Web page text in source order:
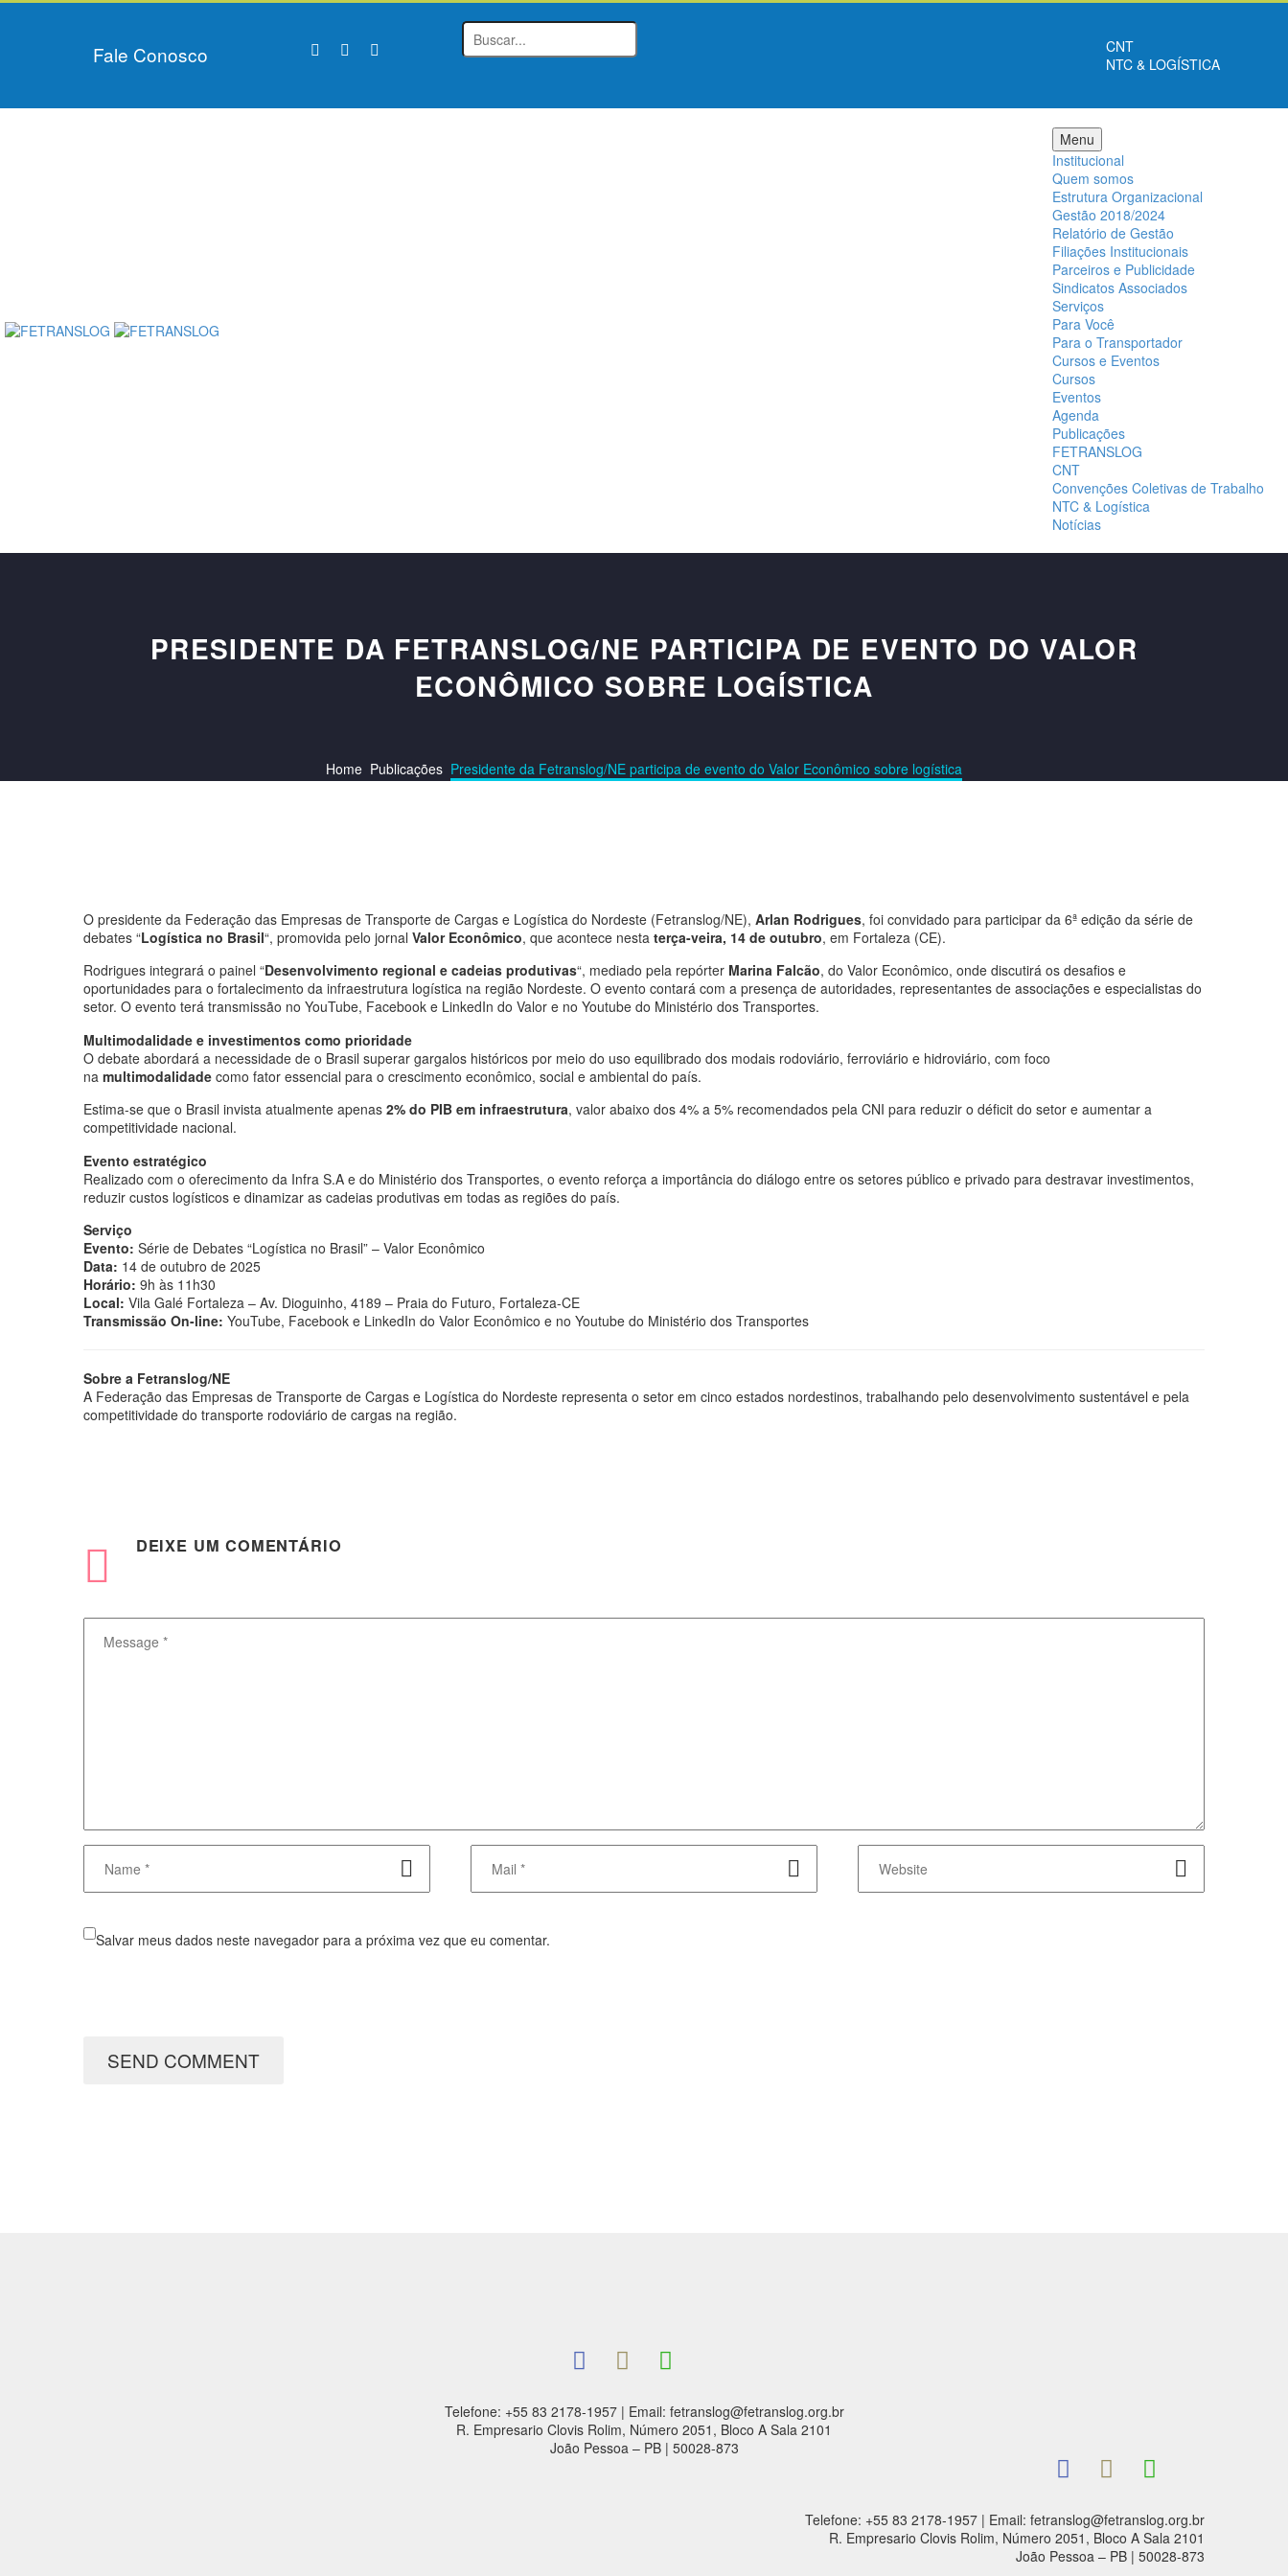
Fale Conosco
CNT
NTC & LOGÍSTICA
Menu
Institucional
Quem somos
Estrutura Organizacional
Gestão 2018/2024
Relatório de Gestão
Filiações Institucionais
Parceiros e Publicidade
Sindicatos Associados
Serviços
Para Você
Para o Transportador
Cursos e Eventos
Cursos
Eventos
Agenda
Publicações
FETRANSLOG
CNT
Convenções Coletivas de Trabalho
NTC & Logística
Notícias
PRESIDENTE DA FETRANSLOG/NE PARTICIPA DE EVENTO DO VALOR
ECONÔMICO SOBRE LOGÍSTICA
Home Publicações Presidente da Fetranslog/NE participa de evento do Valor Econômico sobre logística
O presidente da Federação das Empresas de Transporte de Cargas e Logística do Nordeste (Fetranslog/NE), Arlan Rodrigues, foi convidado para participar da 6ª edição da série de
debates “Logística no Brasil“, promovida pelo jornal Valor Econômico, que acontece nesta terça-veira, 14 de outubro, em Fortaleza (CE).
Rodrigues integrará o painel “Desenvolvimento regional e cadeias produtivas“, mediado pela repórter Marina Falcão, do Valor Econômico, onde discutirá os desafios e
oportunidades para o fortalecimento da infraestrutura logística na região Nordeste. O evento contará com a presença de autoridades, representantes de associações e especialistas do
setor. O evento terá transmissão no YouTube, Facebook e LinkedIn do Valor e no Youtube do Ministério dos Transportes.
Multimodalidade e investimentos como prioridade
O debate abordará a necessidade de o Brasil superar gargalos históricos por meio do uso equilibrado dos modais rodoviário, ferroviário e hidroviário, com foco
na multimodalidade como fator essencial para o crescimento econômico, social e ambiental do país.
Estima-se que o Brasil invista atualmente apenas 2% do PIB em infraestrutura, valor abaixo dos 4% a 5% recomendados pela CNI para reduzir o déficit do setor e aumentar a
competitividade nacional.
Evento estratégico
Realizado com o oferecimento da Infra S.A e do Ministério dos Transportes, o evento reforça a importância do diálogo entre os setores público e privado para destravar investimentos,
reduzir custos logísticos e dinamizar as cadeias produtivas em todas as regiões do país.
Serviço
Evento: Série de Debates “Logística no Brasil” – Valor Econômico
Data: 14 de outubro de 2025
Horário: 9h às 11h30
Local: Vila Galé Fortaleza – Av. Dioguinho, 4189 – Praia do Futuro, Fortaleza-CE
Transmissão On-line: YouTube, Facebook e LinkedIn do Valor Econômico e no Youtube do Ministério dos Transportes
Sobre a Fetranslog/NE
A Federação das Empresas de Transporte de Cargas e Logística do Nordeste representa o setor em cinco estados nordestinos, trabalhando pelo desenvolvimento sustentável e pela
competitividade do transporte rodoviário de cargas na região.
DEIXE UM COMENTÁRIO
Salvar meus dados neste navegador para a próxima vez que eu comentar.
SEND COMMENT
Telefone: +55 83 2178-1957 | Email: fetranslog@fetranslog.org.br
R. Empresario Clovis Rolim, Número 2051, Bloco A Sala 2101
João Pessoa – PB | 50028-873
Telefone: +55 83 2178-1957 | Email: fetranslog@fetranslog.org.br
R. Empresario Clovis Rolim, Número 2051, Bloco A Sala 2101
João Pessoa – PB | 50028-873